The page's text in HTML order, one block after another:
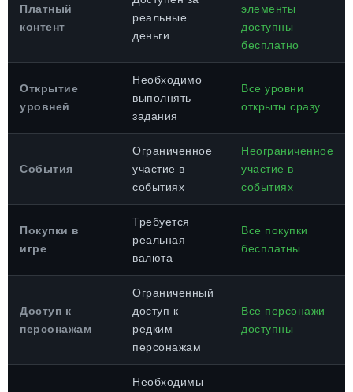
Платный
контент
реальные
деньги
элементы
доступны
бесплатно
Открытие
уровней
Необходимо
выполнять
задания
Все уровни
открыты сразу
События
Ограниченное
участие в
событиях
Неограниченное
участие в
событиях
Покупки в
игре
Требуется
реальная
валюта
Все покупки
бесплатны
Доступ к
персонажам
Ограниченный
доступ к
редким
персонажам
Все персонажи
доступны
Необходимы